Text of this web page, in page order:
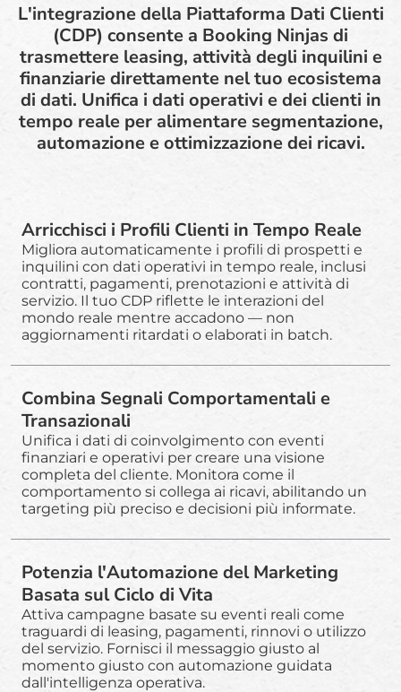
L'integrazione della Piattaforma Dati Clienti
(CDP) consente a Booking Ninjas di
trasmettere leasing, attività degli inquilini e
finanziarie direttamente nel tuo ecosistema
di dati. Unifica i dati operativi e dei clienti in
tempo reale per alimentare segmentazione,
automazione e ottimizzazione dei ricavi.
Arricchisci i Profili Clienti in Tempo Reale
Migliora automaticamente i profili di prospetti e
inquilini con dati operativi in tempo reale, inclusi
contratti, pagamenti, prenotazioni e attività di
servizio. Il tuo CDP riflette le interazioni del
mondo reale mentre accadono — non
aggiornamenti ritardati o elaborati in batch.
Combina Segnali Comportamentali e
Transazionali
Unifica i dati di coinvolgimento con eventi
finanziari e operativi per creare una visione
completa del cliente. Monitora come il
comportamento si collega ai ricavi, abilitando un
targeting più preciso e decisioni più informate.
Potenzia l'Automazione del Marketing
Basata sul Ciclo di Vita
Attiva campagne basate su eventi reali come
traguardi di leasing, pagamenti, rinnovi o utilizzo
del servizio. Fornisci il messaggio giusto al
momento giusto con automazione guidata
dall'intelligenza operativa.